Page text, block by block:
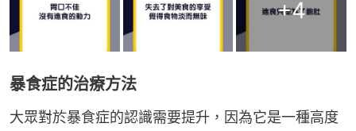
+4
暴食症的治療方法
大眾對於暴食症的認識需要提升，因為它是一種高度